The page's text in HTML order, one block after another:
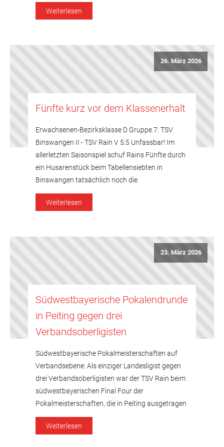
Punkte) hat punktgleich mit dem Tabellenzweiten,
Weiterlesen
26. März 2026
Fünfte kurz vor dem Klassenerhalt
Erwachsenen-Bezirksklasse D Gruppe 7: TSV
Binswangen II - TSV Rain V 5:5 Unfassbar! Im
allerletzten Saisonspiel schuf Rains Fünfte durch
ein Husarenstück beim Tabellensiebten in
Binswangen tatsächlich noch die
Voraussetzungen, um nach einer lange Zeit sehr
unglücklich verlaufenen Spielzeit doch die
Weiterlesen
23. März 2026
Südwestbayerische Pokalendrunde
in Peiting gegen drei
Verbandsoberligisten
Südwestbayerische Pokalmeisterschaften auf
Verbandsebene: Als einziger Landesligist gegen
drei Verbandsoberligisten war der TSV Rain beim
südwestbayerischen Final Four der
Pokalmeisterschaften, die in Peiting ausgetragen
wurden, klarer Außenseiter. Das spiegelte sich
denn auch in den Ergebnissen wieder: Einem 2:4
Weiterlesen